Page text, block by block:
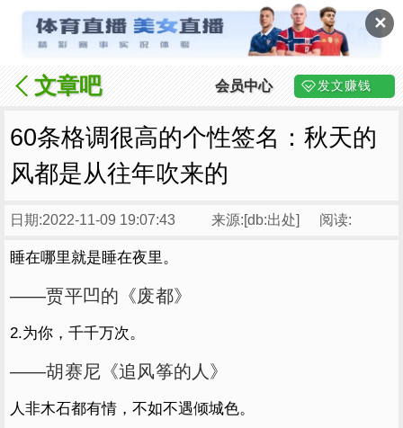
✕
文章吧 会员中心 发文赚钱
60条格调很高的个性签名：秋天的
风都是从往年吹来的
日期:2022-11-09 19:07:43 来源:[db:出处] 阅读:
睡在哪里就是睡在夜里。
——贾平凹的《废都》
2.为你，千千万次。
——胡赛尼《追风筝的人》
人非木石都有情，不如不遇倾城色。